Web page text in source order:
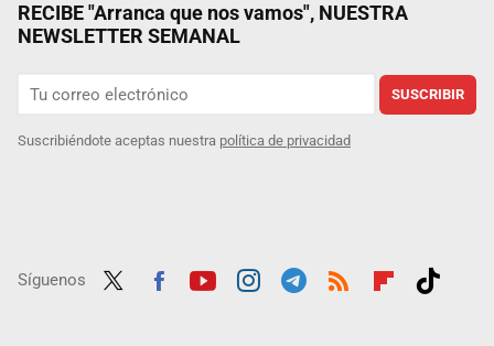
RECIBE "Arranca que nos vamos", NUESTRA
NEWSLETTER SEMANAL
SUSCRIBIR
Suscribiéndote aceptas nuestra política de privacidad
Síguenos